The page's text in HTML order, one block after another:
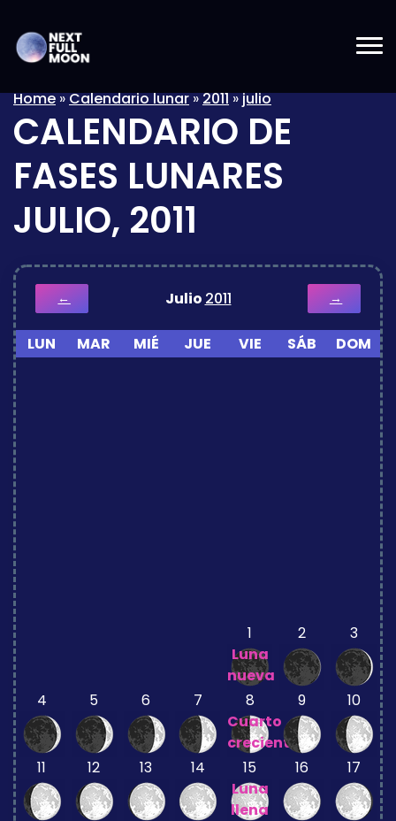
Home»Calendario lunar»2011»julio
CALENDARIO DE
FASES LUNARES
JULIO, 2011
← Julio 2011 →
LUN MAR MIÉ JUE VIE SÁB DOM
1
Luna
nueva
2 3
4 5 6 7
8
Cuarto
creciente
9 10
11 12 13 14
15
Luna
llena
16 17